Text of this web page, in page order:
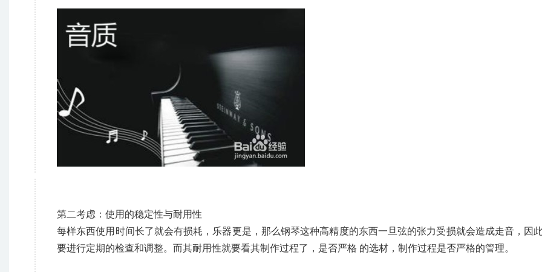
第二考虑：使用的稳定性与耐用性
每样东西使用时间长了就会有损耗，乐器更是，那么钢琴这种高精度的东西一旦弦的张力受损就会造成走音，因
要进行定期的检查和调整。而其耐用性就要看其制作过程了，是否严格 的选材，制作过程是否严格的管理。